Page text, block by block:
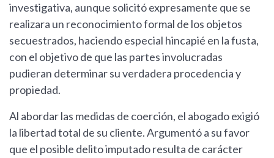
investigativa, aunque solicitó expresamente que se
realizara un reconocimiento formal de los objetos
secuestrados, haciendo especial hincapié en la fusta,
con el objetivo de que las partes involucradas
pudieran determinar su verdadera procedencia y
propiedad.
Al abordar las medidas de coerción, el abogado exigió
la libertad total de su cliente. Argumentó a su favor
que el posible delito imputado resulta de carácter